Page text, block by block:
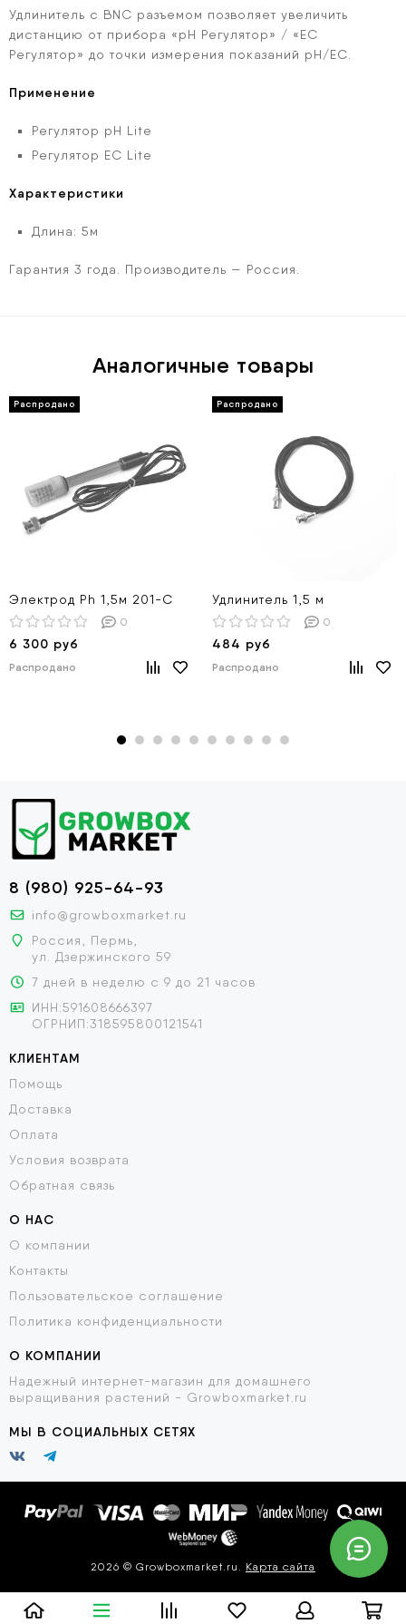
Удлинитель с BNC разъемом позволяет увеличить
дистанцию от прибора «рН Регулятор» / «ЕС
Регулятор» до точки измерения показаний рН/ЕС.
Применение
Регулятор pH Lite
Регулятор ЕС Lite
Характеристики
Длина: 5м
Гарантия 3 года. Производитель — Россия.
Аналогичные товары
Электрод Ph 1,5м 201-С
0
6 300 руб
Распродано
Удлинитель 1,5 м
0
484 руб
Распродано
8 (980) 925-64-93
info@growboxmarket.ru
Россия, Пермь,
ул. Дзержинского 59
7 дней в неделю с 9 до 21 часов
ИНН:591608666397
ОГРНИП:318595800121541
КЛИЕНТАМ
Помощь
Доставка
Оплата
Условия возврата
Обратная связь
О НАС
О компании
Контакты
Пользовательское соглашение
Политика конфиденциальности
О КОМПАНИИ
Надежный интернет-магазин для домашнего
выращивания растений - Growboxmarket.ru
МЫ В СОЦИАЛЬНЫХ СЕТЯХ
2026 © Growboxmarket.ru. Карта сайта